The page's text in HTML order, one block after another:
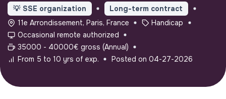
💡 SSE organization
Long-term contract
11e Arrondissement, Paris, France
Handicap
Occasional remote authorized
35000 - 40000€ gross (Annual)
From 5 to 10 yrs of exp.
Posted on 04-27-2026